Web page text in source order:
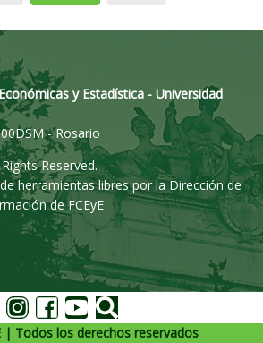
y Estadística - Universidad
- Rosario
Reserved.
herramientas libres por la Dirección de
de FCEyE
| Todos los derechos reservados